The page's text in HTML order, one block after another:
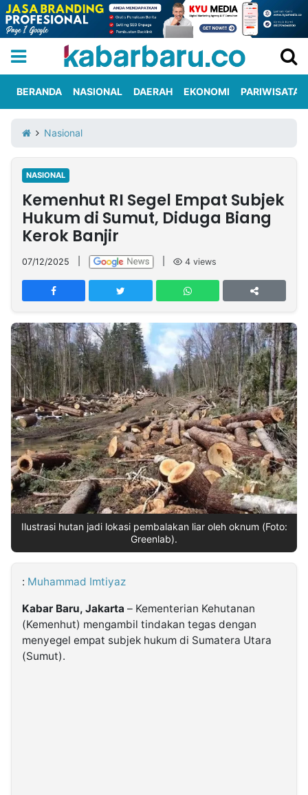
Iklan
Berita
Kami
Nasional
International
Olahraga
Entertainment
Daerah
Pariwisata
Kuliner
Kolom
Network
PT
TREETAN
INDONESIA
Partner
Insight
NTB
Suara
Time
Lens
IDN
Daily
Jogja
Jalan
Rakyat
Idealita
News
Kita
Notice
Dinamikapost.com
Radar
Baru
Seedbacklink
Follow
Kabarbaru
Kabarbaru.co
BERANDA NASIONAL DAERAH EKONOMI PARIWISATA
Nasional
NASIONAL
Kemenhut RI Segel Empat Subjek
Hukum di Sumut, Diduga Biang
Kerok Banjir
07/12/2025 4 views
Ilustrasi hutan jadi lokasi pembalakan liar oleh oknum (Foto:
Greenlab).
: Muhammad Imtiyaz
Kabar Baru, Jakarta – Kementerian Kehutanan
(Kemenhut) mengambil tindakan tegas dengan
menyegel empat subjek hukum di Sumatera Utara
(Sumut).